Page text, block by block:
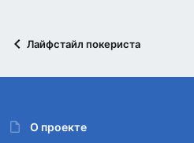
Лайфстайл покериста
О проекте